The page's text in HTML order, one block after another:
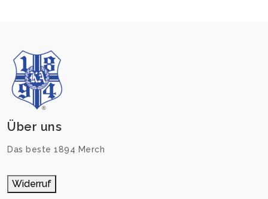
Über uns
Das beste 1894 Merch
Widerruf